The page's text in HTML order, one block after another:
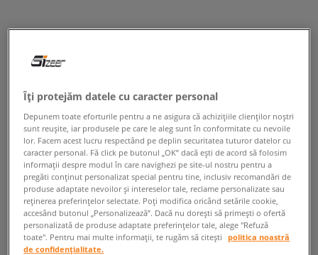
Îți protejăm datele cu caracter personal
Depunem toate eforturile pentru a ne asigura că achizițiile clienților noștri
sunt reușite, iar produsele pe care le aleg sunt în conformitate cu nevoile
lor. Facem acest lucru respectând pe deplin securitatea tuturor datelor cu
caracter personal. Fă click pe butonul „OK” dacă ești de acord să folosim
informații despre modul în care navighezi pe site-ul nostru pentru a
pregăti conținut personalizat special pentru tine, inclusiv recomandări de
produse adaptate nevoilor și intereselor tale, reclame personalizate sau
reținerea preferințelor selectate. Poți modifica oricând setările cookie,
accesând butonul „Personalizează”. Dacă nu dorești să primești o ofertă
personalizată de produse adaptate preferințelor tale, alege "Refuză
toate". Pentru mai multe informații, te rugăm să citești
politica noastră
de confidențialitate.